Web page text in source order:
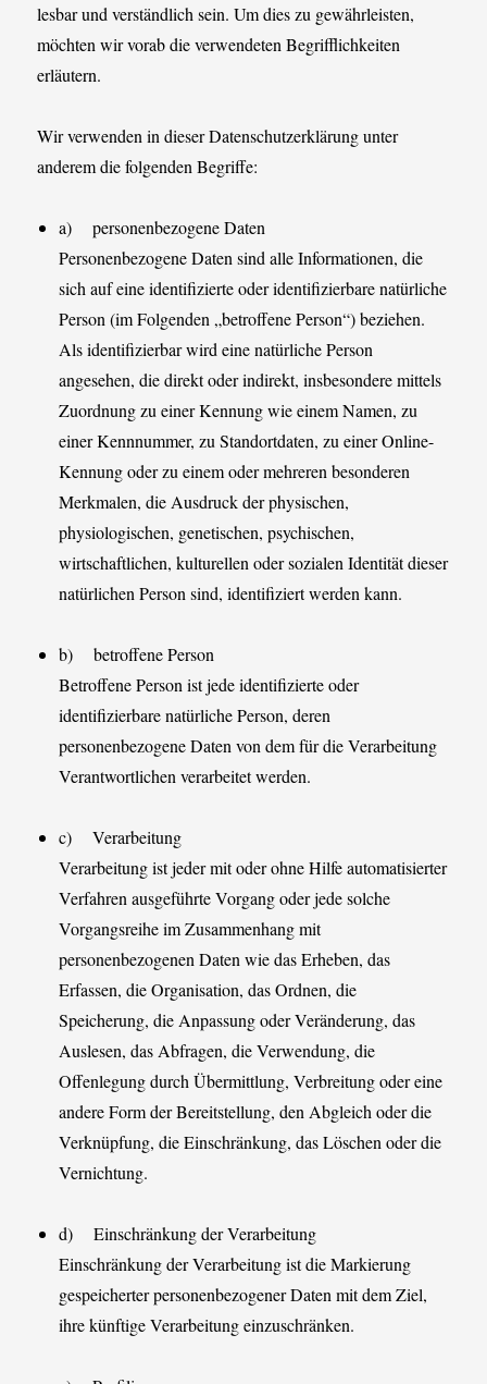
lesbar und verständlich sein. Um dies zu gewährleisten,
möchten wir vorab die verwendeten Begrifflichkeiten
erläutern.
Wir verwenden in dieser Datenschutzerklärung unter
anderem die folgenden Begriffe:
a) personenbezogene Daten
Personenbezogene Daten sind alle Informationen, die
sich auf eine identifizierte oder identifizierbare natürliche
Person (im Folgenden „betroffene Person“) beziehen.
Als identifizierbar wird eine natürliche Person
angesehen, die direkt oder indirekt, insbesondere mittels
Zuordnung zu einer Kennung wie einem Namen, zu
einer Kennnummer, zu Standortdaten, zu einer Online-
Kennung oder zu einem oder mehreren besonderen
Merkmalen, die Ausdruck der physischen,
physiologischen, genetischen, psychischen,
wirtschaftlichen, kulturellen oder sozialen Identität dieser
natürlichen Person sind, identifiziert werden kann.
b) betroffene Person
Betroffene Person ist jede identifizierte oder
identifizierbare natürliche Person, deren
personenbezogene Daten von dem für die Verarbeitung
Verantwortlichen verarbeitet werden.
c) Verarbeitung
Verarbeitung ist jeder mit oder ohne Hilfe automatisierter
Verfahren ausgeführte Vorgang oder jede solche
Vorgangsreihe im Zusammenhang mit
personenbezogenen Daten wie das Erheben, das
Erfassen, die Organisation, das Ordnen, die
Speicherung, die Anpassung oder Veränderung, das
Auslesen, das Abfragen, die Verwendung, die
Offenlegung durch Übermittlung, Verbreitung oder eine
andere Form der Bereitstellung, den Abgleich oder die
Verknüpfung, die Einschränkung, das Löschen oder die
Vernichtung.
d) Einschränkung der Verarbeitung
Einschränkung der Verarbeitung ist die Markierung
gespeicherter personenbezogener Daten mit dem Ziel,
ihre künftige Verarbeitung einzuschränken.